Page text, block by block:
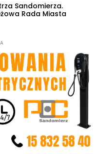
Sandomierza.
Rada Miasta